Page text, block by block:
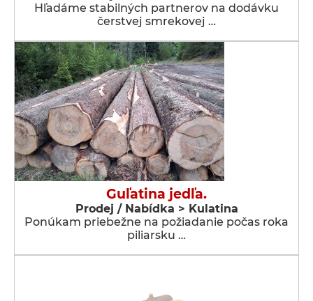
Hľadáme stabilných partnerov na dodávku
čerstvej smrekovej …
Guľatina jedľa.
Prodej / Nabídka > Kulatina
Ponúkam priebežne na požiadanie počas roka
piliarsku …